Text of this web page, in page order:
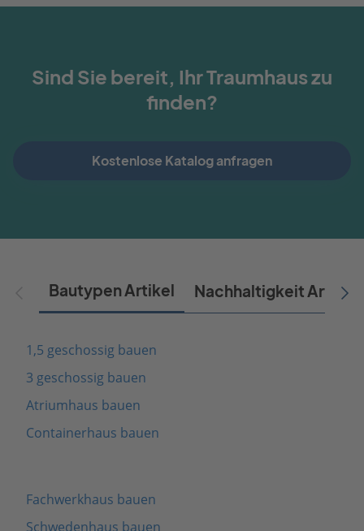
Sind Sie bereit, Ihr Traumhaus zu
finden?
Kostenlose Katalog anfragen
Bautypen Artikel Nachhaltigkeit Artikel
1,5 geschossig bauen
3 geschossig bauen
Atriumhaus bauen
Containerhaus bauen
Fachwerkhaus bauen
Schwedenhaus bauen